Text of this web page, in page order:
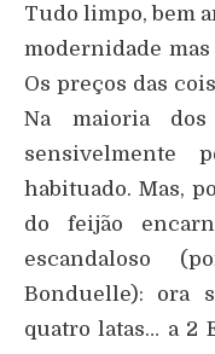
Tudo limpo, bem
modernidade
Os preços das
Na maioria
sensivelmente
habituado. Mas,
do feijão
escandaloso
Bonduelle): ora
quatro latas… a 2